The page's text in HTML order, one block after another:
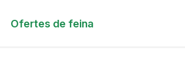
Ofertes de feina